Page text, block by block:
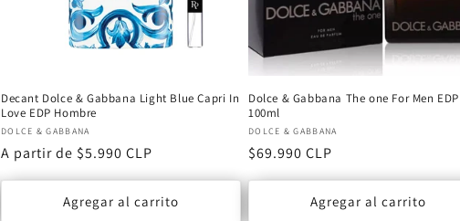
Decant Dolce & Gabbana Light Blue Capri In
Love EDP Hombre
Proveedor:
DOLCE & GABBANA
Precio
habitual
A partir de $5.990 CLP
Agregar al carrito
Dolce & Gabbana The one For Men EDP
100ml
Proveedor:
DOLCE & GABBANA
Precio
habitual
$69.990 CLP
Agregar al carrito